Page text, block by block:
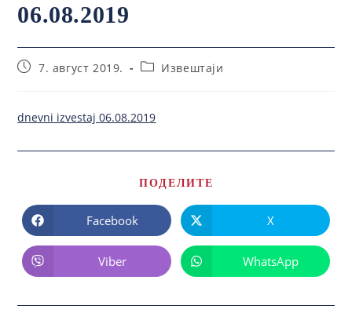
06.08.2019
7. август 2019. Извештаји
dnevni izvestaj 06.08.2019
ПОДЕЛИТЕ
Facebook X
Viber WhatsApp